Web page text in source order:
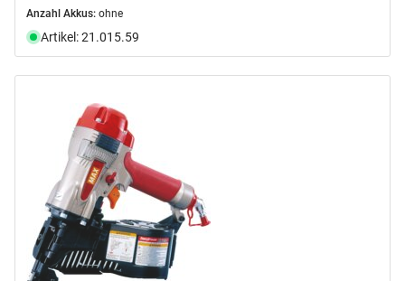
Anzahl Akkus: ohne
Artikel: 21.015.59